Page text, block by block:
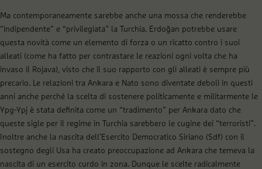
Ma contemporaneamente sarebbe anche una mossa che renderebbe
“indipendente” e “privilegiata” la Turchia. Erdoğan potrebbe usare
questa novità come un elemento di forza o un ricatto contro i suoi
alleati (come ha fatto per contrastare le reazioni ogni volta che ha
invaso il Rojava), visto che il suo rapporto con gli alleati è sempre più
precario. Le relazioni tra Ankara e Nato sono diventate deboli in questi
anni anche perché la scelta di sostenere politicamente e militarmente le
Ypg-Ypj è stata definita come un “tradimento” per Ankara dato che
queste sigle per il regime in Turchia sarebbero le cugine dei “terroristi”.
Inoltre anche la nascita dell’Esercito Democratico Siriano (Sdf) con il
sostegno degli Usa ha creato preoccupazione ad Ankara che temeva la
nascita di un esercito curdo in zona. Dunque le scelte radicalmente